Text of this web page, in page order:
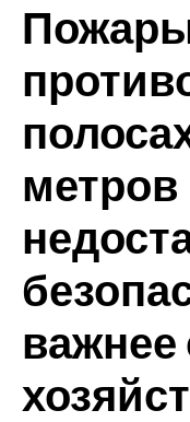
NUORO E PROVINCIA
OGLIASTRA
AGENDA
CRONACA
MONDO
POLITICA
ECONOMIA
SERVIZI ALLE IMPRESE
LAVORO
метров
важнее